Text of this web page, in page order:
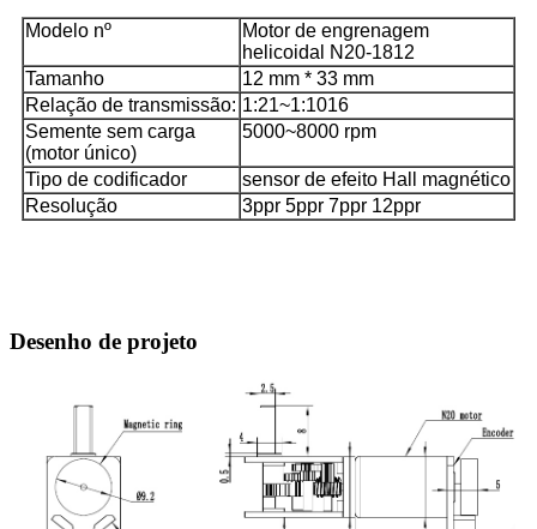
Modelo nº
Motor de engrenagem
helicoidal N20-1812
Tamanho
12 mm * 33 mm
Relação de transmissão: 1:21~1:1016
Semente sem carga
(motor único)
5000~8000 rpm
Tipo de codificador
sensor de efeito Hall magnético
Resolução
3ppr 5ppr 7ppr 12ppr
Desenho de projeto